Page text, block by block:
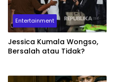
Entertainment
Jessica Kumala Wongso,
Bersalah atau Tidak?